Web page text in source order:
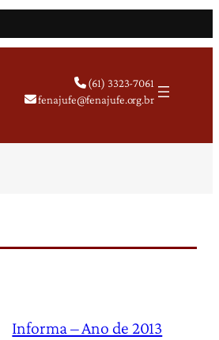
(61) 3323-7061
fenajufe@fenajufe.org.br
Informa – Ano de 2013